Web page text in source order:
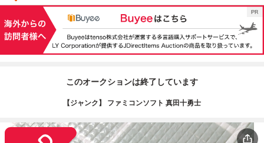
このオークションは終了しています
【ジャンク】 ファミコンソフト 真田十勇士